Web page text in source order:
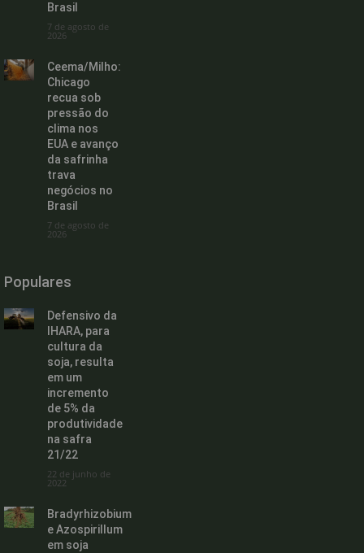
Brasil
7 de agosto de
2026
Ceema/Milho:
Chicago
recua sob
pressão do
clima nos
EUA e avanço
da safrinha
trava
negócios no
Brasil
7 de agosto de
2026
Populares
Defensivo da
IHARA, para
cultura da
soja, resulta
em um
incremento
de 5% da
produtividade
na safra
21/22
22 de junho de
2022
Bradyrhizobium
e Azospirillum
em soja